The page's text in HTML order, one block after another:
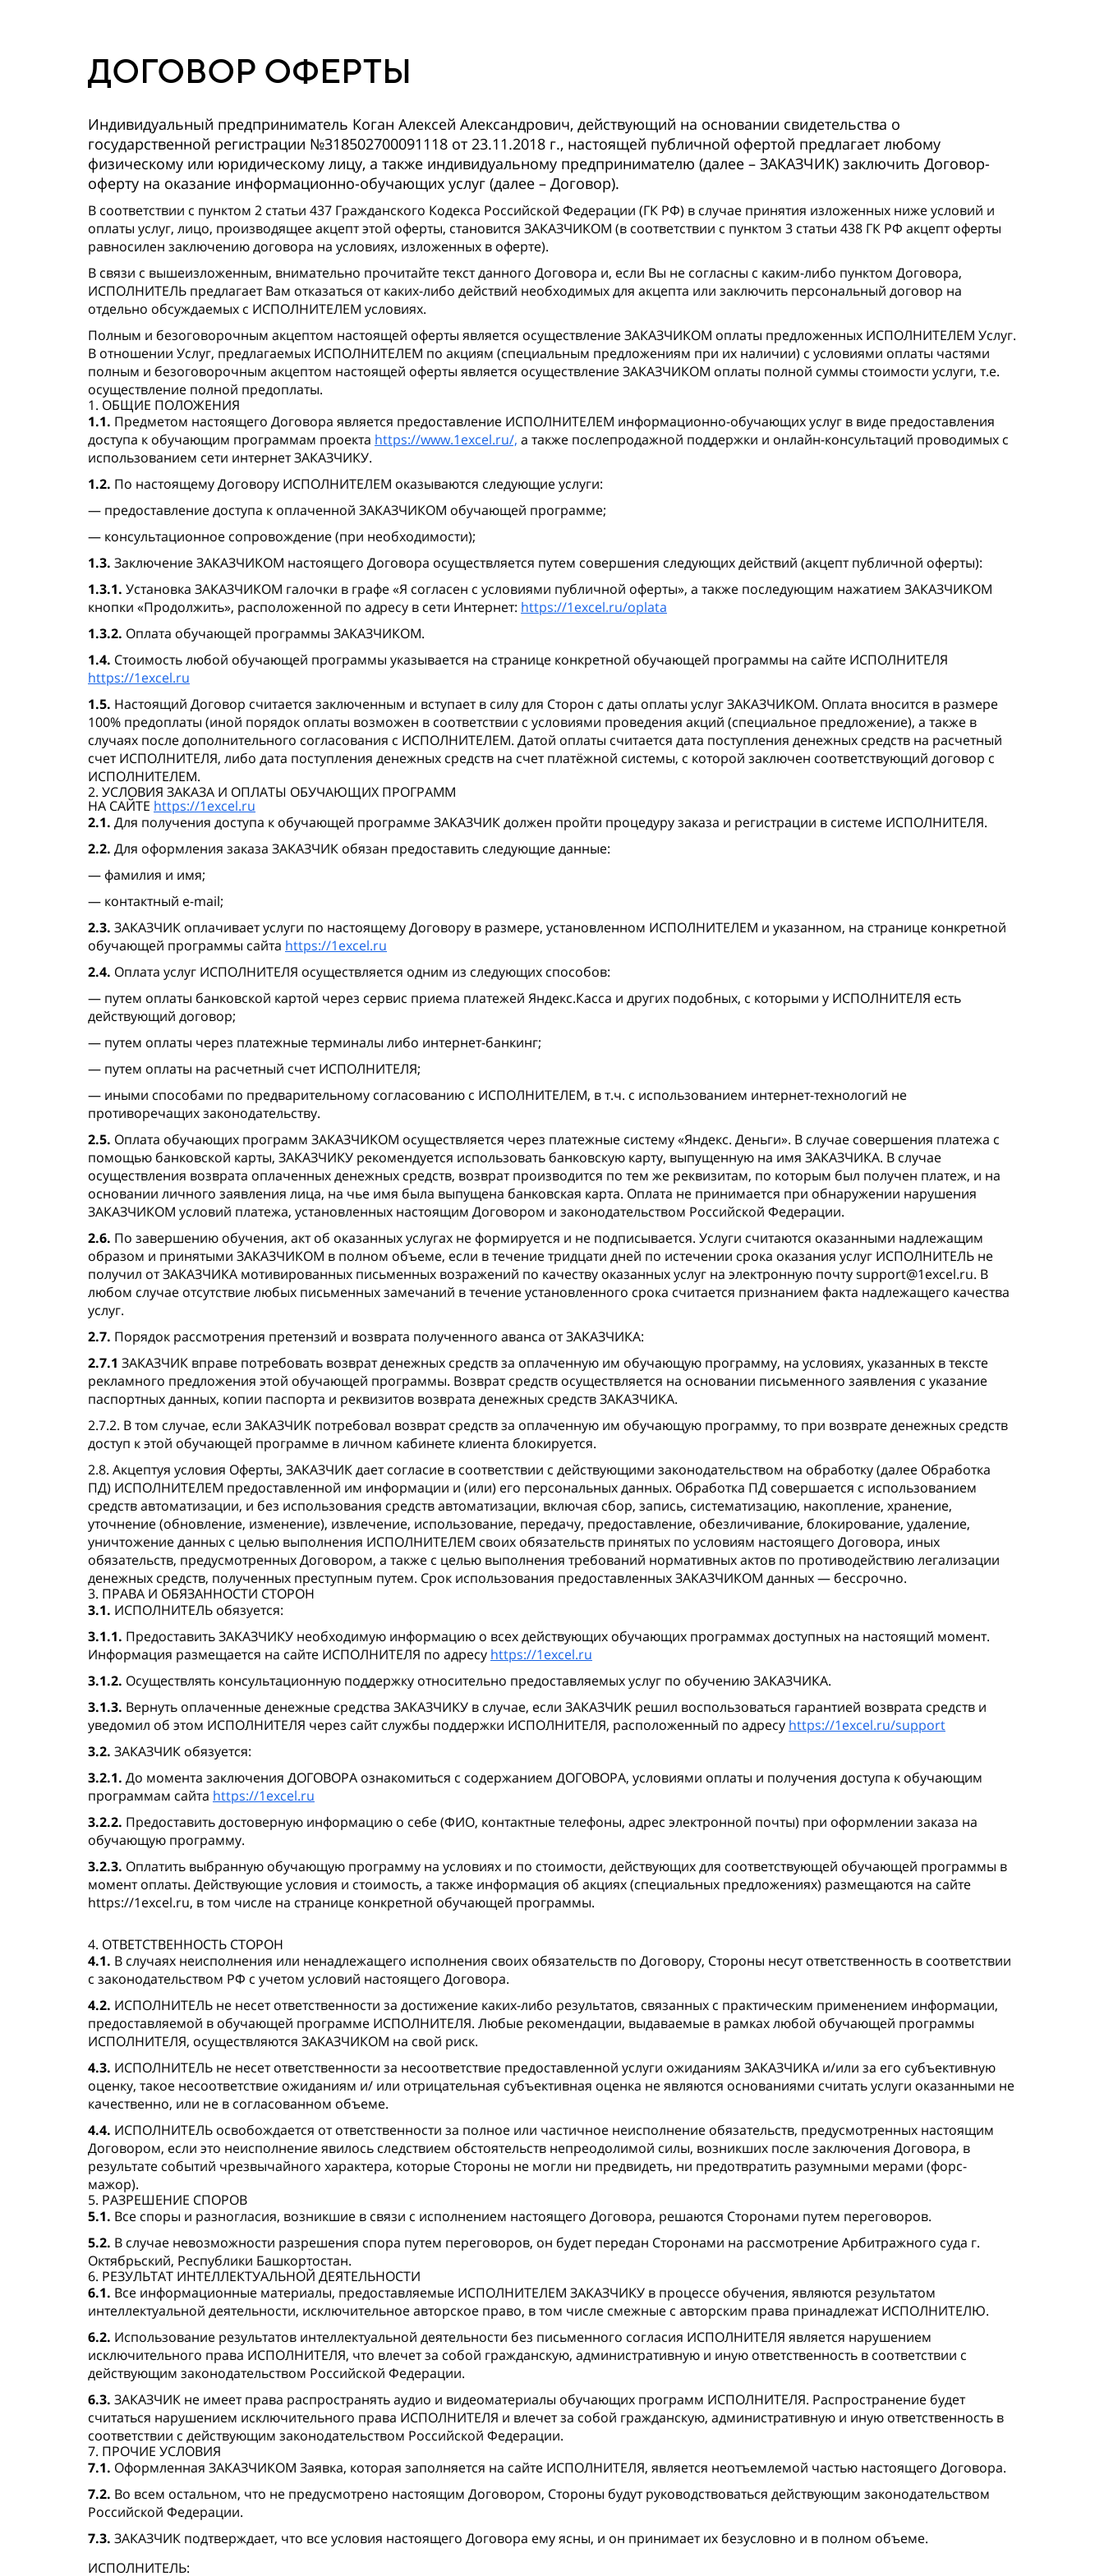
ДОГОВОР ОФЕРТЫ
Индивидуальный предприниматель Коган Алексей Александрович, действующий на основании свидетельства о
государственной регистрации №318502700091118 от 23.11.2018 г., настоящей публичной офертой предлагает любому
физическому или юридическому лицу, а также индивидуальному предпринимателю (далее – ЗАКАЗЧИК) заключить Договор-
оферту на оказание информационно-обучающих услуг (далее – Договор).
В соответствии с пунктом 2 статьи 437 Гражданского Кодекса Российской Федерации (ГК РФ) в случае принятия изложенных ниже условий и
оплаты услуг, лицо, производящее акцепт этой оферты, становится ЗАКАЗЧИКОМ (в соответствии с пунктом 3 статьи 438 ГК РФ акцепт оферты
равносилен заключению договора на условиях, изложенных в оферте).
В связи с вышеизложенным, внимательно прочитайте текст данного Договора и, если Вы не согласны с каким-либо пунктом Договора,
ИСПОЛНИТЕЛЬ предлагает Вам отказаться от каких-либо действий необходимых для акцепта или заключить персональный договор на
отдельно обсуждаемых с ИСПОЛНИТЕЛЕМ условиях.
Полным и безоговорочным акцептом настоящей оферты является осуществление ЗАКАЗЧИКОМ оплаты предложенных ИСПОЛНИТЕЛЕМ Услуг.
В отношении Услуг, предлагаемых ИСПОЛНИТЕЛЕМ по акциям (специальным предложениям при их наличии) с условиями оплаты частями
полным и безоговорочным акцептом настоящей оферты является осуществление ЗАКАЗЧИКОМ оплаты полной суммы стоимости услуги, т.е.
осуществление полной предоплаты.
1. ОБЩИЕ ПОЛОЖЕНИЯ
1.1. Предметом настоящего Договора является предоставление ИСПОЛНИТЕЛЕМ информационно-обучающих услуг в виде предоставления
доступа к обучающим программам проекта https://www.1excel.ru/, а также послепродажной поддержки и онлайн-консультаций проводимых с
использованием сети интернет ЗАКАЗЧИКУ.
1.2. По настоящему Договору ИСПОЛНИТЕЛЕМ оказываются следующие услуги:
— предоставление доступа к оплаченной ЗАКАЗЧИКОМ обучающей программе;
— консультационное сопровождение (при необходимости);
1.3. Заключение ЗАКАЗЧИКОМ настоящего Договора осуществляется путем совершения следующих действий (акцепт публичной оферты):
1.3.1. Установка ЗАКАЗЧИКОМ галочки в графе «Я согласен с условиями публичной оферты», а также последующим нажатием ЗАКАЗЧИКОМ
кнопки «Продолжить», расположенной по адресу в сети Интернет: https://1excel.ru/oplata
1.3.2. Оплата обучающей программы ЗАКАЗЧИКОМ.
1.4. Стоимость любой обучающей программы указывается на странице конкретной обучающей программы на сайте ИСПОЛНИТЕЛЯ
https://1excel.ru
1.5. Настоящий Договор считается заключенным и вступает в силу для Сторон с даты оплаты услуг ЗАКАЗЧИКОМ. Оплата вносится в размере
100% предоплаты (иной порядок оплаты возможен в соответствии с условиями проведения акций (специальное предложение), а также в
случаях после дополнительного согласования с ИСПОЛНИТЕЛЕМ. Датой оплаты считается дата поступления денежных средств на расчетный
счет ИСПОЛНИТЕЛЯ, либо дата поступления денежных средств на счет платёжной системы, с которой заключен соответствующий договор с
ИСПОЛНИТЕЛЕМ.
2. УСЛОВИЯ ЗАКАЗА И ОПЛАТЫ ОБУЧАЮЩИХ ПРОГРАММ
НА САЙТЕ https://1excel.ru
2.1. Для получения доступа к обучающей программе ЗАКАЗЧИК должен пройти процедуру заказа и регистрации в системе ИСПОЛНИТЕЛЯ.
2.2. Для оформления заказа ЗАКАЗЧИК обязан предоставить следующие данные:
— фамилия и имя;
— контактный e-mail;
2.3. ЗАКАЗЧИК оплачивает услуги по настоящему Договору в размере, установленном ИСПОЛНИТЕЛЕМ и указанном, на странице конкретной
обучающей программы сайта https://1excel.ru
2.4. Оплата услуг ИСПОЛНИТЕЛЯ осуществляется одним из следующих способов:
— путем оплаты банковской картой через сервис приема платежей Яндекс.Касса и других подобных, с которыми у ИСПОЛНИТЕЛЯ есть
действующий договор;
— путем оплаты через платежные терминалы либо интернет-банкинг;
— путем оплаты на расчетный счет ИСПОЛНИТЕЛЯ;
— иными способами по предварительному согласованию с ИСПОЛНИТЕЛЕМ, в т.ч. с использованием интернет-технологий не
противоречащих законодательству.
2.5. Оплата обучающих программ ЗАКАЗЧИКОМ осуществляется через платежные систему «Яндекс. Деньги». В случае совершения платежа с
помощью банковской карты, ЗАКАЗЧИКУ рекомендуется использовать банковскую карту, выпущенную на имя ЗАКАЗЧИКА. В случае
осуществления возврата оплаченных денежных средств, возврат производится по тем же реквизитам, по которым был получен платеж, и на
основании личного заявления лица, на чье имя была выпущена банковская карта. Оплата не принимается при обнаружении нарушения
ЗАКАЗЧИКОМ условий платежа, установленных настоящим Договором и законодательством Российской Федерации.
2.6. По завершению обучения, акт об оказанных услугах не формируется и не подписывается. Услуги считаются оказанными надлежащим
образом и принятыми ЗАКАЗЧИКОМ в полном объеме, если в течение тридцати дней по истечении срока оказания услуг ИСПОЛНИТЕЛЬ не
получил от ЗАКАЗЧИКА мотивированных письменных возражений по качеству оказанных услуг на электронную почту support@1excel.ru. В
любом случае отсутствие любых письменных замечаний в течение установленного срока считается признанием факта надлежащего качества
услуг.
2.7. Порядок рассмотрения претензий и возврата полученного аванса от ЗАКАЗЧИКА:
2.7.1 ЗАКАЗЧИК вправе потребовать возврат денежных средств за оплаченную им обучающую программу, на условиях, указанных в тексте
рекламного предложения этой обучающей программы. Возврат средств осуществляется на основании письменного заявления с указание
паспортных данных, копии паспорта и реквизитов возврата денежных средств ЗАКАЗЧИКА.
2.7.2. В том случае, если ЗАКАЗЧИК потребовал возврат средств за оплаченную им обучающую программу, то при возврате денежных средств
доступ к этой обучающей программе в личном кабинете клиента блокируется.
2.8. Акцептуя условия Оферты, ЗАКАЗЧИК дает согласие в соответствии с действующими законодательством на обработку (далее Обработка
ПД) ИСПОЛНИТЕЛЕМ предоставленной им информации и (или) его персональных данных. Обработка ПД совершается с использованием
средств автоматизации, и без использования средств автоматизации, включая сбор, запись, систематизацию, накопление, хранение,
уточнение (обновление, изменение), извлечение, использование, передачу, предоставление, обезличивание, блокирование, удаление,
уничтожение данных с целью выполнения ИСПОЛНИТЕЛЕМ своих обязательств принятых по условиям настоящего Договора, иных
обязательств, предусмотренных Договором, а также с целью выполнения требований нормативных актов по противодействию легализации
денежных средств, полученных преступным путем. Срок использования предоставленных ЗАКАЗЧИКОМ данных — бессрочно.
3. ПРАВА И ОБЯЗАННОСТИ СТОРОН
3.1. ИСПОЛНИТЕЛЬ обязуется:
3.1.1. Предоставить ЗАКАЗЧИКУ необходимую информацию о всех действующих обучающих программах доступных на настоящий момент.
Информация размещается на сайте ИСПОЛНИТЕЛЯ по адресу https://1excel.ru
3.1.2. Осуществлять консультационную поддержку относительно предоставляемых услуг по обучению ЗАКАЗЧИКА.
3.1.3. Вернуть оплаченные денежные средства ЗАКАЗЧИКУ в случае, если ЗАКАЗЧИК решил воспользоваться гарантией возврата средств и
уведомил об этом ИСПОЛНИТЕЛЯ через сайт службы поддержки ИСПОЛНИТЕЛЯ, расположенный по адресу https://1excel.ru/support
3.2. ЗАКАЗЧИК обязуется:
3.2.1. До момента заключения ДОГОВОРА ознакомиться с содержанием ДОГОВОРА, условиями оплаты и получения доступа к обучающим
программам сайта https://1excel.ru
3.2.2. Предоставить достоверную информацию о себе (ФИО, контактные телефоны, адрес электронной почты) при оформлении заказа на
обучающую программу.
3.2.3. Оплатить выбранную обучающую программу на условиях и по стоимости, действующих для соответствующей обучающей программы в
момент оплаты. Действующие условия и стоимость, а также информация об акциях (специальных предложениях) размещаются на сайте
https://1excel.ru, в том числе на странице конкретной обучающей программы.
4. ОТВЕТСТВЕННОСТЬ СТОРОН
4.1. В случаях неисполнения или ненадлежащего исполнения своих обязательств по Договору, Стороны несут ответственность в соответствии
с законодательством РФ с учетом условий настоящего Договора.
4.2. ИСПОЛНИТЕЛЬ не несет ответственности за достижение каких-либо результатов, связанных с практическим применением информации,
предоставляемой в обучающей программе ИСПОЛНИТЕЛЯ. Любые рекомендации, выдаваемые в рамках любой обучающей программы
ИСПОЛНИТЕЛЯ, осуществляются ЗАКАЗЧИКОМ на свой риск.
4.3. ИСПОЛНИТЕЛЬ не несет ответственности за несоответствие предоставленной услуги ожиданиям ЗАКАЗЧИКА и/или за его субъективную
оценку, такое несоответствие ожиданиям и/ или отрицательная субъективная оценка не являются основаниями считать услуги оказанными не
качественно, или не в согласованном объеме.
4.4. ИСПОЛНИТЕЛЬ освобождается от ответственности за полное или частичное неисполнение обязательств, предусмотренных настоящим
Договором, если это неисполнение явилось следствием обстоятельств непреодолимой силы, возникших после заключения Договора, в
результате событий чрезвычайного характера, которые Стороны не могли ни предвидеть, ни предотвратить разумными мерами (форс-
мажор).
5. РАЗРЕШЕНИЕ СПОРОВ
5.1. Все споры и разногласия, возникшие в связи с исполнением настоящего Договора, решаются Сторонами путем переговоров.
5.2. В случае невозможности разрешения спора путем переговоров, он будет передан Сторонами на рассмотрение Арбитражного суда г.
Октябрьский, Республики Башкортостан.
6. РЕЗУЛЬТАТ ИНТЕЛЛЕКТУАЛЬНОЙ ДЕЯТЕЛЬНОСТИ
6.1. Все информационные материалы, предоставляемые ИСПОЛНИТЕЛЕМ ЗАКАЗЧИКУ в процессе обучения, являются результатом
интеллектуальной деятельности, исключительное авторское право, в том числе смежные с авторским права принадлежат ИСПОЛНИТЕЛЮ.
6.2. Использование результатов интеллектуальной деятельности без письменного согласия ИСПОЛНИТЕЛЯ является нарушением
исключительного права ИСПОЛНИТЕЛЯ, что влечет за собой гражданскую, административную и иную ответственность в соответствии с
действующим законодательством Российской Федерации.
6.3. ЗАКАЗЧИК не имеет права распространять аудио и видеоматериалы обучающих программ ИСПОЛНИТЕЛЯ. Распространение будет
считаться нарушением исключительного права ИСПОЛНИТЕЛЯ и влечет за собой гражданскую, административную и иную ответственность в
соответствии с действующим законодательством Российской Федерации.
7. ПРОЧИЕ УСЛОВИЯ
7.1. Оформленная ЗАКАЗЧИКОМ Заявка, которая заполняется на сайте ИСПОЛНИТЕЛЯ, является неотъемлемой частью настоящего Договора.
7.2. Во всем остальном, что не предусмотрено настоящим Договором, Стороны будут руководствоваться действующим законодательством
Российской Федерации.
7.3. ЗАКАЗЧИК подтверждает, что все условия настоящего Договора ему ясны, и он принимает их безусловно и в полном объеме.
ИСПОЛНИТЕЛЬ: